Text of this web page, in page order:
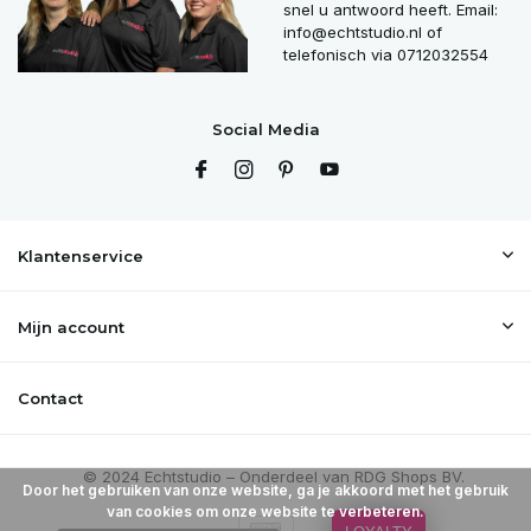
snel u antwoord heeft. Email:
info@echtstudio.nl of
telefonisch via 0712032554
Social Media
Klantenservice
Mijn account
Contact
Door het gebruiken van onze website, ga je akkoord met het gebruik
van cookies om onze website te verbeteren.